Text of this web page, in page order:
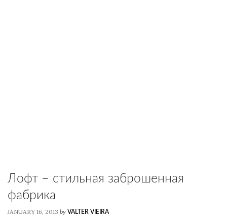
Лофт – стильная заброшенная
фабрика
JANUARY 16, 2013 by VALTER VIEIRA